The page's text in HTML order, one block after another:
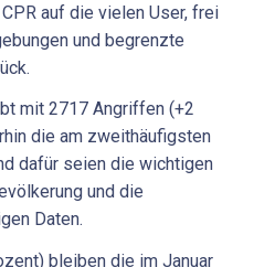
auf die vielen User, frei
und begrenzte
mit 2717 Angriffen (+2
die am zweithäufigsten
dafür seien die wichtigen
und die
Daten.
bleiben die im Januar